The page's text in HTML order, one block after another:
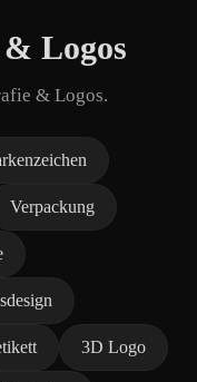
Logos
& Logos.
Verpackung
3D Logo